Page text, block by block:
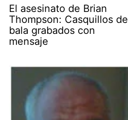
El asesinato de Brian
Thompson: Casquillos de
bala grabados con
mensaje